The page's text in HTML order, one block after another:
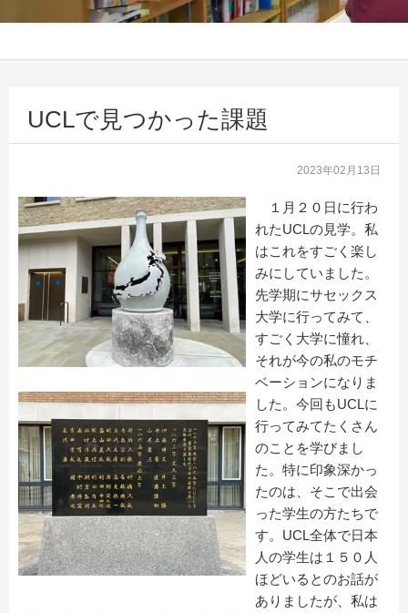
UCLで見つかった課題
2023年02月13日
１月２０日に行わ
れたUCLの見学。私
はこれをすごく楽し
みにしていました。
先学期にサセックス
大学に行ってみて、
すごく大学に憧れ、
それが今の私のモチ
ベーションになりま
した。今回もUCLに
行ってみてたくさん
のことを学びまし
た。特に印象深かっ
たのは、そこで出会
った学生の方たちで
す。UCL全体で日本
人の学生は１５０人
ほどいるとのお話が
ありましたが、私は